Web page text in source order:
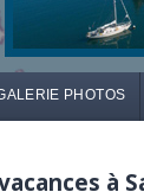
PHOTOS
à